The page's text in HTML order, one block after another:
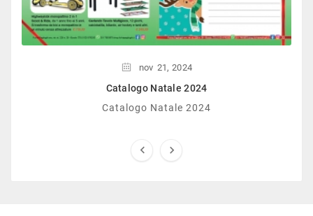
nov 21, 2024
Catalogo Natale 2024
Catalogo Natale 2024
 